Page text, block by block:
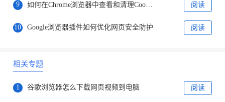
9 如何在Chrome浏览器中查看和清理Cookies 阅读
10 Google浏览器插件如何优化网页安全防护 阅读
相关专题
1 谷歌浏览器怎么下载网页视频到电脑 阅读